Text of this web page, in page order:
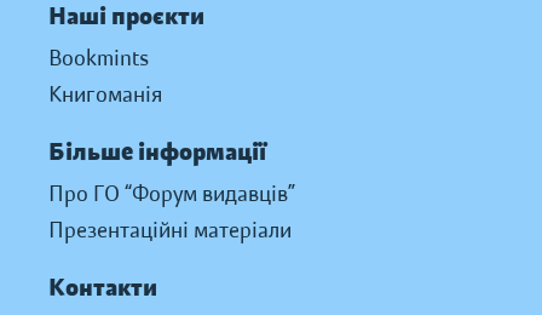
Наші проєкти
Bookmints
Книгоманія
Більше інформації
Про ГО “Форум видавців”
Презентаційні матеріали
Контакти